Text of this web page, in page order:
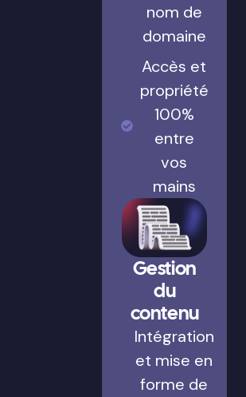
nom de
domaine
Accès et
propriété
100%
entre
vos
mains
Gestion
du
contenu
Intégration
et mise en
forme de